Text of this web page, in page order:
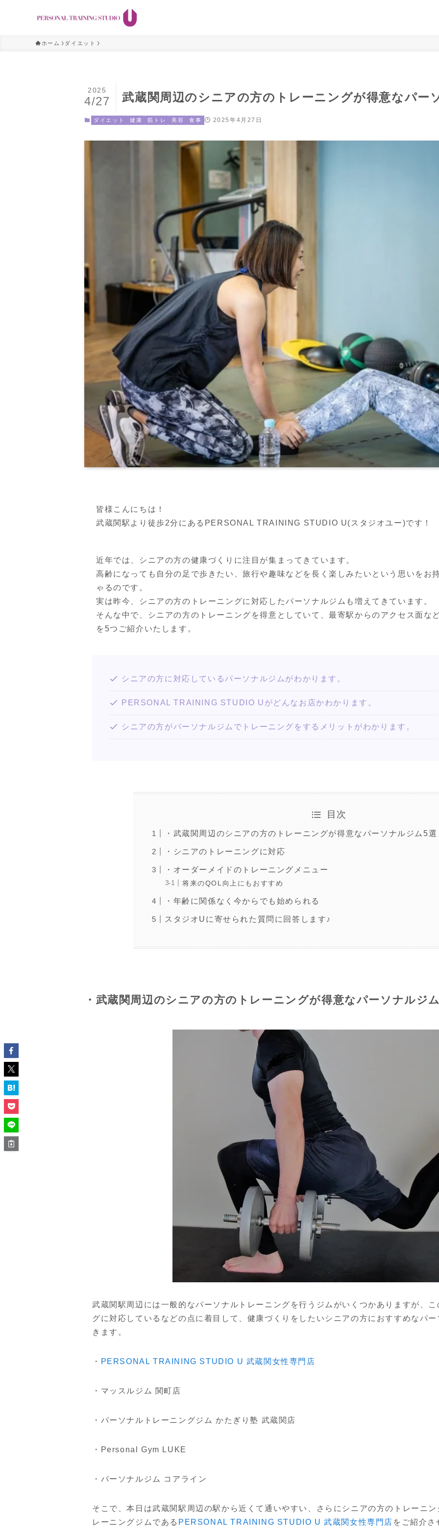
ホーム ダイエット
武蔵関周辺のシニアの方のトレーニングが得意なパー
2025
4/27
ダイエット 健康 筋トレ 美容 食事 2025年4月27日
皆様こんにちは！
近年では、シニアの方の健康づくりに注目が集まってきています。
高齢になっても自分の足で歩きたい、旅行や趣味などを長く楽しみたいという思いをお
ゃるのです。
実は昨今、シニアの方のトレーニングに対応したパーソナルジムも増えてきています。
そんな中で、シニアの方のトレーニングを得意としていて、最寄駅からのアクセス面な
を5つご紹介いたします。
シニアの方に対応しているパーソナルジムがわかります。
PERSONAL TRAINING STUDIO Uがどんなお店かわかります。
シニアの方がパーソナルジムでトレーニングをするメリットがわかります。
目次
・武蔵関周辺のシニアの方のトレーニングが得意なパーソナルジム5選
・シニアのトレーニングに対応
・オーダーメイドのトレーニングメニュー
将来のQOL向上にもおすすめ
・年齢に関係なく今からでも始められる
スタジオUに寄せられた質問に回答します♪
・武蔵関周辺のシニアの方のトレーニングが得意なパーソナルジ
武蔵関駅周辺には一般的なパーソナルトレーニングを行うジムがいくつかありますが、
グに対応しているなどの点に着目して、健康づくりをしたいシニアの方におすすめなパ
きます。
・ PERSONAL TRAINING STUDIO U 武蔵関女性専門店
・マッスルジム 関町店
・パーソナルトレーニングジム かたぎり塾 武蔵関店
・Personal Gym LUKE
・パーソナルジム コアライン
そこで、本日は武蔵関駅周辺の駅から近くて通いやすい、さらにシニアの方のトレーニ
レーニングジムである PERSONAL TRAINING STUDIO U 武蔵関女性専門店 をご紹介さ